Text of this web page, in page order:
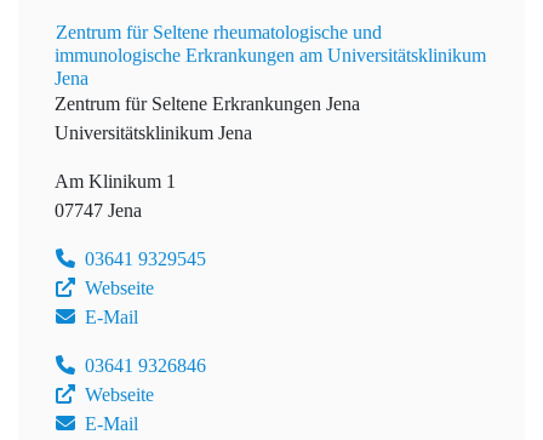
Zentrum für Seltene rheumatologische und
immunologische Erkrankungen am Universitätsklinikum
Jena
Zentrum für Seltene Erkrankungen Jena
Universitätsklinikum Jena
Am Klinikum 1
07747 Jena
03641 9329545
Webseite
E-Mail
03641 9326846
Webseite
E-Mail